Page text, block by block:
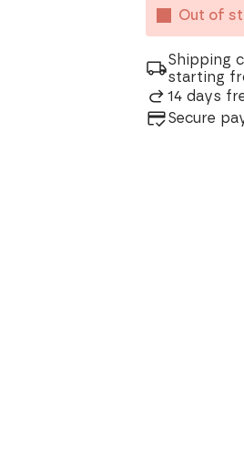
Out of
Shipping
starting
14 days
Secure